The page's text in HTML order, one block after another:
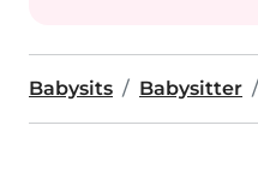
Babysits Babysitter